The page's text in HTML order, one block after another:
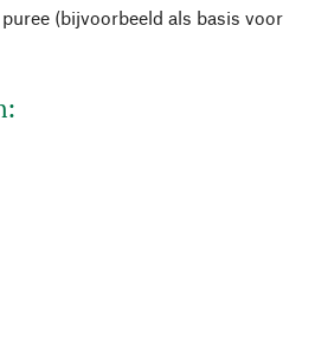
(bijvoorbeeld als basis voor